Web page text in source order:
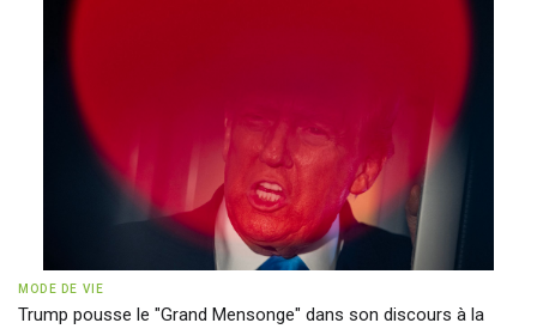
MODE DE VIE
Trump pousse le "Grand Mensonge" dans son discours à la